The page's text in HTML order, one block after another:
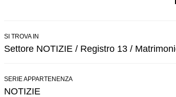
SI TROVA IN
Settore NOTIZIE / Registro 13 /
SERIE APPARTENENZA
NOTIZIE